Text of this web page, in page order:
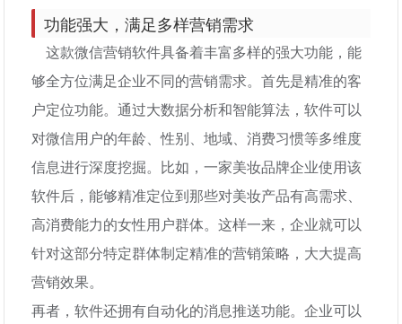
功能强大，满足多样营销需求
这款微信营销软件具备着丰富多样的强大功能，能
够全方位满足企业不同的营销需求。首先是精准的客
户定位功能。通过大数据分析和智能算法，软件可以
对微信用户的年龄、性别、地域、消费习惯等多维度
信息进行深度挖掘。比如，一家美妆品牌企业使用该
软件后，能够精准定位到那些对美妆产品有高需求、
高消费能力的女性用户群体。这样一来，企业就可以
针对这部分特定群体制定精准的营销策略，大大提高
营销效果。
再者，软件还拥有自动化的消息推送功能。企业可以